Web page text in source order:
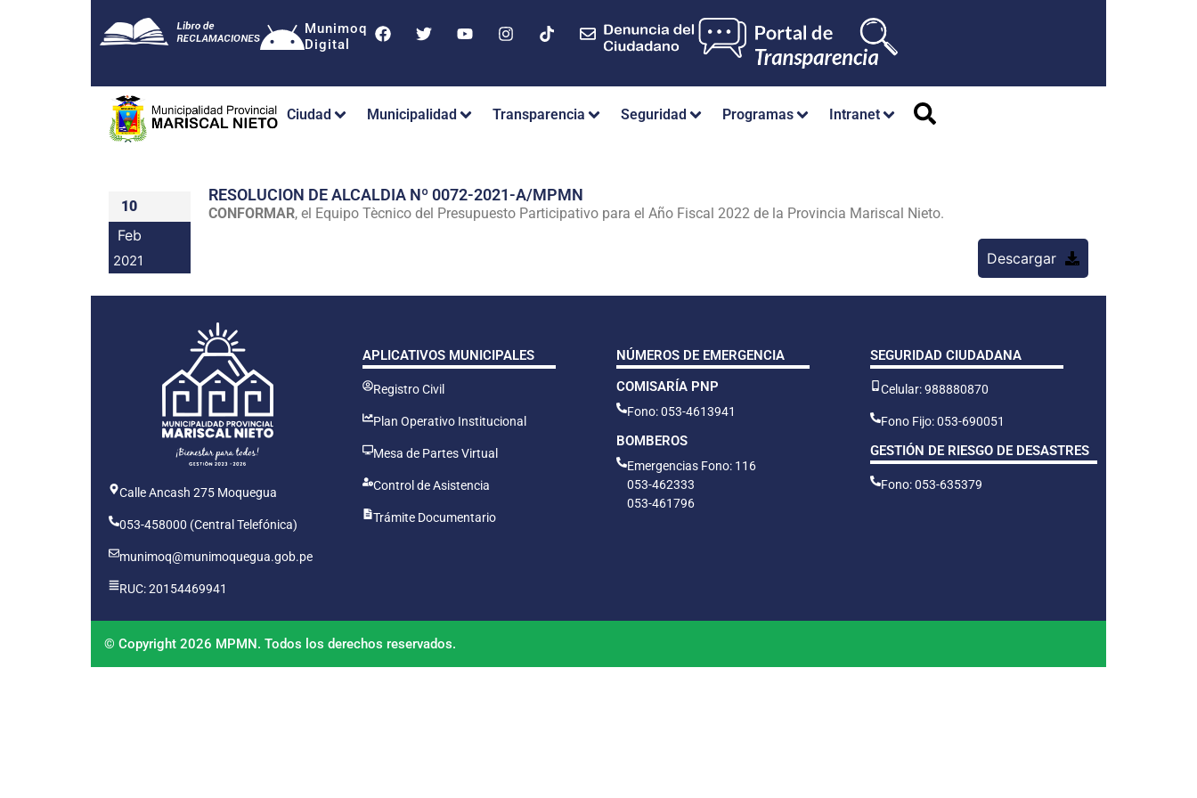
Munimoq
Digital
Ciudad Municipalidad Transparencia Seguridad Programas Intranet
10
Feb
2021
RESOLUCION DE ALCALDIA Nº 0072-2021-A/MPMN
CONFORMAR, el Equipo Tècnico del Presupuesto Participativo para el Año Fiscal 2022 de la Provincia Mariscal Nieto.
Descargar
Calle Ancash 275 Moquegua
053-458000 (Central Telefónica)
munimoq@munimoquegua.gob.pe
RUC: 20154469941
APLICATIVOS MUNICIPALES
Registro Civil
Plan Operativo Institucional
Mesa de Partes Virtual
Control de Asistencia
Trámite Documentario
NÚMEROS DE EMERGENCIA
COMISARÍA PNP
Fono: 053-4613941
BOMBEROS
Emergencias Fono: 116
053-462333
053-461796
SEGURIDAD CIUDADANA
Celular: 988880870
Fono Fijo: 053-690051
GESTIÓN DE RIESGO DE DESASTRES
Fono: 053-635379
© Copyright 2026 MPMN. Todos los derechos reservados.